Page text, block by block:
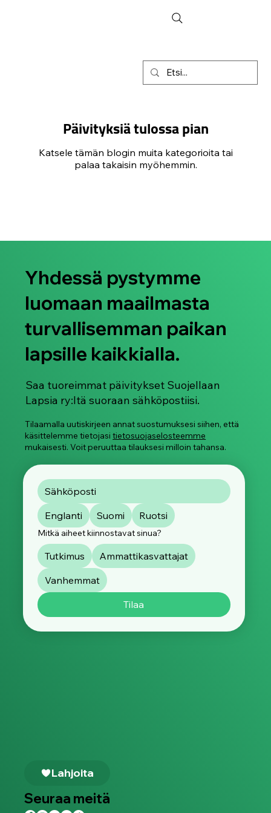
Päivityksiä tulossa pian
Katsele tämän blogin muita kategorioita tai
palaa takaisin myöhemmin.
Yhdessä pystymme
luomaan maailmasta
turvallisemman paikan
lapsille kaikkialla.
Saa tuoreimmat päivitykset Suojellaan
Lapsia ry:ltä suoraan sähköpostiisi.
Tilaamalla uutiskirjeen annat suostumuksesi siihen, että
käsittelemme tietojasitietosuojaselosteemme
mukaisesti. Voit peruuttaa tilauksesi milloin tahansa.
Englanti Suomi Ruotsi
Mitkä aiheet kiinnostavat sinua?
Tutkimus
Ammattikasvattajat
Vanhemmat
Tilaa
Lahjoita
Seuraa meitä